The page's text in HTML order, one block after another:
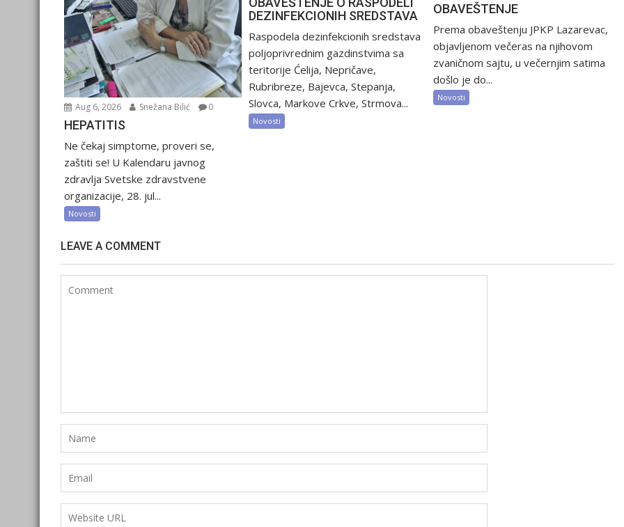
Aug 6, 2026 Snežana Bilić 0
HEPATITIS
Ne čekaj simptome, proveri se,
zaštiti se! U Kalendaru javnog
zdravlja Svetske zdravstvene
organizacije, 28. jul...
Novosti
DEZINFEKCIONIH SREDSTAVA
Raspodela dezinfekcionih sredstava
poljoprivrednim gazdinstvima sa
teritorije Ćelija, Nepričave,
Rubribreze, Bajevca, Stepanja,
Slovca, Markove Crkve, Strmova...
Novosti
OBAVEŠTENJE
Prema obaveštenju JPKP Lazarevac,
objavljenom večeras na njihovom
zvaničnom sajtu, u večernjim satima
došlo je do...
Novosti
LEAVE A COMMENT